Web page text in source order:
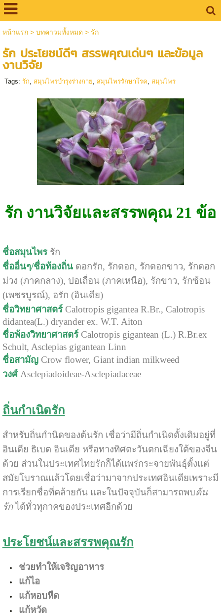
หน้าแรก> บทคาวมทั้งหมด > รัก
รัก ประโยชน์ดีๆ สรรพคุณเด่นๆ และข้อมูล
งานวิจัย
Tags: รัก, สมุนไพรบำรุงร่างกาย, สมุนไพรรักษาโรค, สมุนไพร
รัก งานวิจัยและสรรพคุณ 21 ข้อ
ชื่อสมุนไพรรัก
ชื่ออื่นๆ/ชื่อท้องถิ่นดอกรัก, รักดอก, รักดอกขาว, รักดอก
ม่วง (ภาคกลาง), ปอเถื่อน (ภาคเหนือ), รักขาว, รักซ้อน
(เพชรบูรณ์), อรัก (อินเดีย)
ชื่อวิทยาศาสตร์Calotropis gigantea R.Br., Calotropis
didantea(L.) dryander ex. W.T. Aiton
ชื่อพ้องวิทยาศาสตร์Calotropis gigantean (L.) R.Br.ex
Schult, Asclepias gigantean Linn
ชื่อสามัญCrow flower, Giant indian milkweed
วงศ์Asclepiadoideae-Asclepiadaceae
ถิ่นกำเนิดรัก
สำหรับถิ่นกำนิดของต้นรัก เชื่อว่ามีถิ่นกำเนิดดั้งเดิมอยู่ที่
อินเดีย ธิเบต อินเดีย หรือทางทิศตะวันตกเฉียงใต้ของจีน
ด้วย ส่วนในประเทศไทยรักก็ได้แพร่กระจายพันธุ์ตั้งแต่
สมัยโบราณแล้วโดยเชื่อว่ามาจากประเทศอินเดียเพราะมี
การเรียกชื่อที่คล้ายกัน และในปัจจุบันก็สามารถพบต้น
รักได้ทั่วทุกาคของประเทศอีกด้วย
ประโยชน์และสรรพคุณรัก
ช่วยทำให้เจริญอาหาร
แก้ไอ
แก้หอบหืด
แก้หวัด